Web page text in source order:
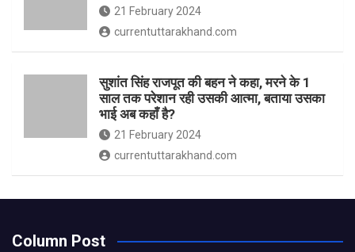
21 February 2024
currentuttarakhand.com
सुशांत सिंह राजपूत की बहन ने कहा, मरने के 1
साल तक परेशान रही उसकी आत्मा, बताया उसका
भाई अब कहाँ है?
21 February 2024
currentuttarakhand.com
Column Post